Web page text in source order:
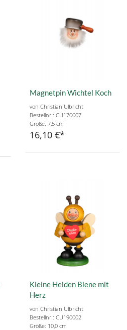
Magnetpin Wichtel Koch
von Christian Ulbricht
Bestellnr.: CU170007
Größe: 7,5 cm
16,10 €
Kleine Helden Biene mit
Herz
von Christian Ulbricht
Bestellnr.: CU190002
Größe: 10,0 cm